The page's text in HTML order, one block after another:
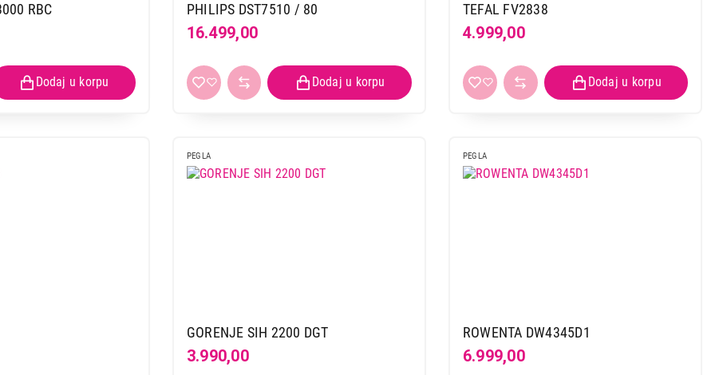
RBC PHILIPS DST7510 / 80
16.499,00
TEFAL FV2838
4.999,00
PEGLA
GORENJE SIH 2200 DGT
3.990,00
PEGLA
ROWENTA DW4345D1
6.999,00